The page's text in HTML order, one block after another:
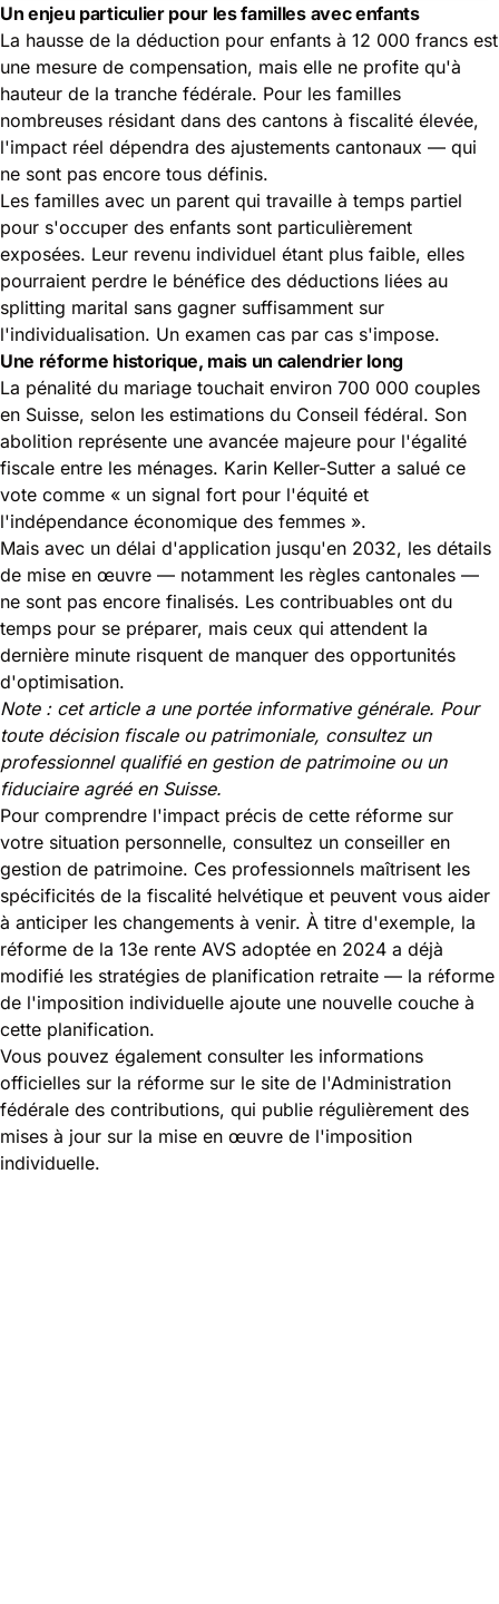
Un enjeu particulier pour les familles avec enfants
La hausse de la déduction pour enfants à 12 000 francs est
une mesure de compensation, mais elle ne profite qu'à
hauteur de la tranche fédérale. Pour les familles
nombreuses résidant dans des cantons à fiscalité élevée,
l'impact réel dépendra des ajustements cantonaux — qui
ne sont pas encore tous définis.
Les familles avec un parent qui travaille à temps partiel
pour s'occuper des enfants sont particulièrement
exposées. Leur revenu individuel étant plus faible, elles
pourraient perdre le bénéfice des déductions liées au
splitting marital sans gagner suffisamment sur
l'individualisation. Un examen cas par cas s'impose.
Une réforme historique, mais un calendrier long
La pénalité du mariage touchait environ 700 000 couples
en Suisse, selon les estimations du Conseil fédéral. Son
abolition représente une avancée majeure pour l'égalité
fiscale entre les ménages. Karin Keller-Sutter a salué ce
vote comme « un signal fort pour l'équité et
l'indépendance économique des femmes ».
Mais avec un délai d'application jusqu'en 2032, les détails
de mise en œuvre — notamment les règles cantonales —
ne sont pas encore finalisés. Les contribuables ont du
temps pour se préparer, mais ceux qui attendent la
dernière minute risquent de manquer des opportunités
d'optimisation.
Note : cet article a une portée informative générale. Pour
toute décision fiscale ou patrimoniale, consultez un
professionnel qualifié en gestion de patrimoine ou un
fiduciaire agréé en Suisse.
Pour comprendre l'impact précis de cette réforme sur
votre situation personnelle, consultez un conseiller en
gestion de patrimoine. Ces professionnels maîtrisent les
spécificités de la fiscalité helvétique et peuvent vous aider
à anticiper les changements à venir. À titre d'exemple, la
réforme de la 13e rente AVS adoptée en 2024 a déjà
modifié les stratégies de planification retraite — la réforme
de l'imposition individuelle ajoute une nouvelle couche à
cette planification.
Vous pouvez également consulter les informations
officielles sur la réforme sur le site de l'Administration
fédérale des contributions, qui publie régulièrement des
mises à jour sur la mise en œuvre de l'imposition
individuelle.